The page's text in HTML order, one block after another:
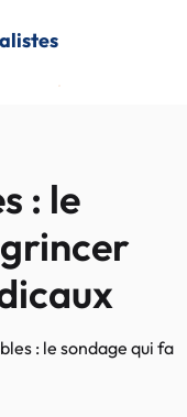
: le
: le sondage qui